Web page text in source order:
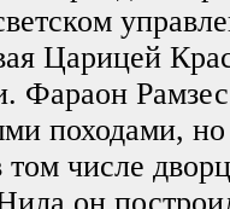
Царицей
Фараон
походами,
том числе